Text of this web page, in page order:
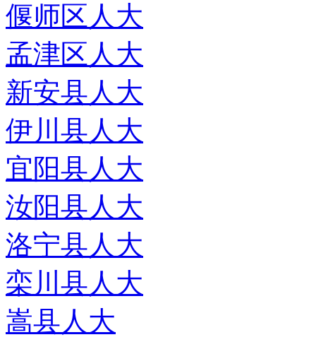
偃师区人大
孟津区人大
新安县人大
伊川县人大
宜阳县人大
汝阳县人大
洛宁县人大
栾川县人大
嵩县人大